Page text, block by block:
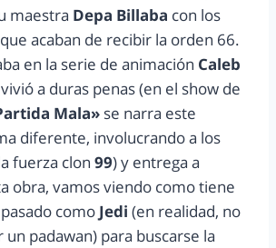
maestra Depa Billaba con los
acaban de recibir la orden 66.
en la serie de animación Caleb
a duras penas (en el show de
Mala» se narra este
diferente, involucrando a los
fuerza clon 99) y entrega a
obra, vamos viendo como tiene
como Jedi (en realidad, no
padawan) para buscarse la